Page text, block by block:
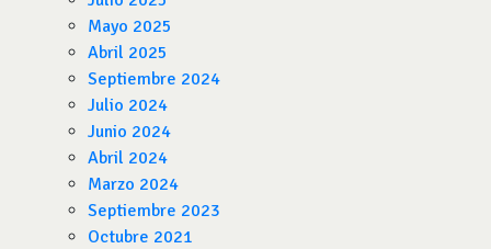
Mayo 2025
Abril 2025
Septiembre 2024
Julio 2024
Junio 2024
Abril 2024
Marzo 2024
Septiembre 2023
Octubre 2021